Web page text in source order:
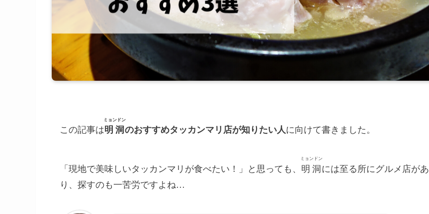
この記事は明洞
ミョンドン
のおすすめタッカンマリ店が知りたい人に向けて書きました。
「現地で美味しいタッカンマリが食べたい！」と思っても、 明洞
ミョンドン
には至る所にグルメ店があ
り、探すのも一苦労ですよね…